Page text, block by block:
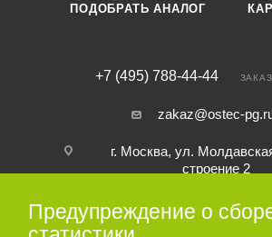
ПОДОБРАТЬ АНАЛОГ
+7 (495) 788-44-44
zakaz@ostec-
г. Москва, ул.
строение 2
ПОДПИСАТЬСЯ НА
Предупреждение о